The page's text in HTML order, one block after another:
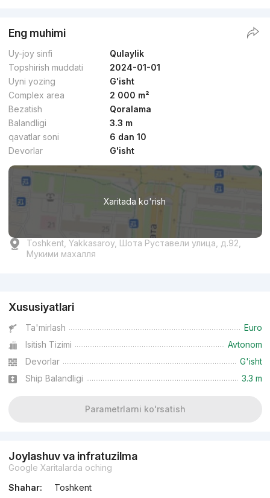
Eng muhimi
Uy-joy sinfi
Qulaylik
Topshirish muddati
2024-01-01
Uyni yozing
G'isht
Complex area
2 000 m²
Bezatish
Qoralama
Balandligi
3.3 m
qavatlar soni
6 dan 10
Devorlar
G'isht
Xaritada ko'rish
Toshkent, Yakkasaroy, Шота Руставели улица, д.92,
Мукими махалля
Xususiyatlari
Ta'mirlash
Euro
Isitish Tizimi
Avtonom
Devorlar
G'isht
Ship Balandligi
3.3 m
Parametrlarni ko'rsatish
Joylashuv va infratuzilma
Google Xaritalarda oching
Shahar:
Toshkent